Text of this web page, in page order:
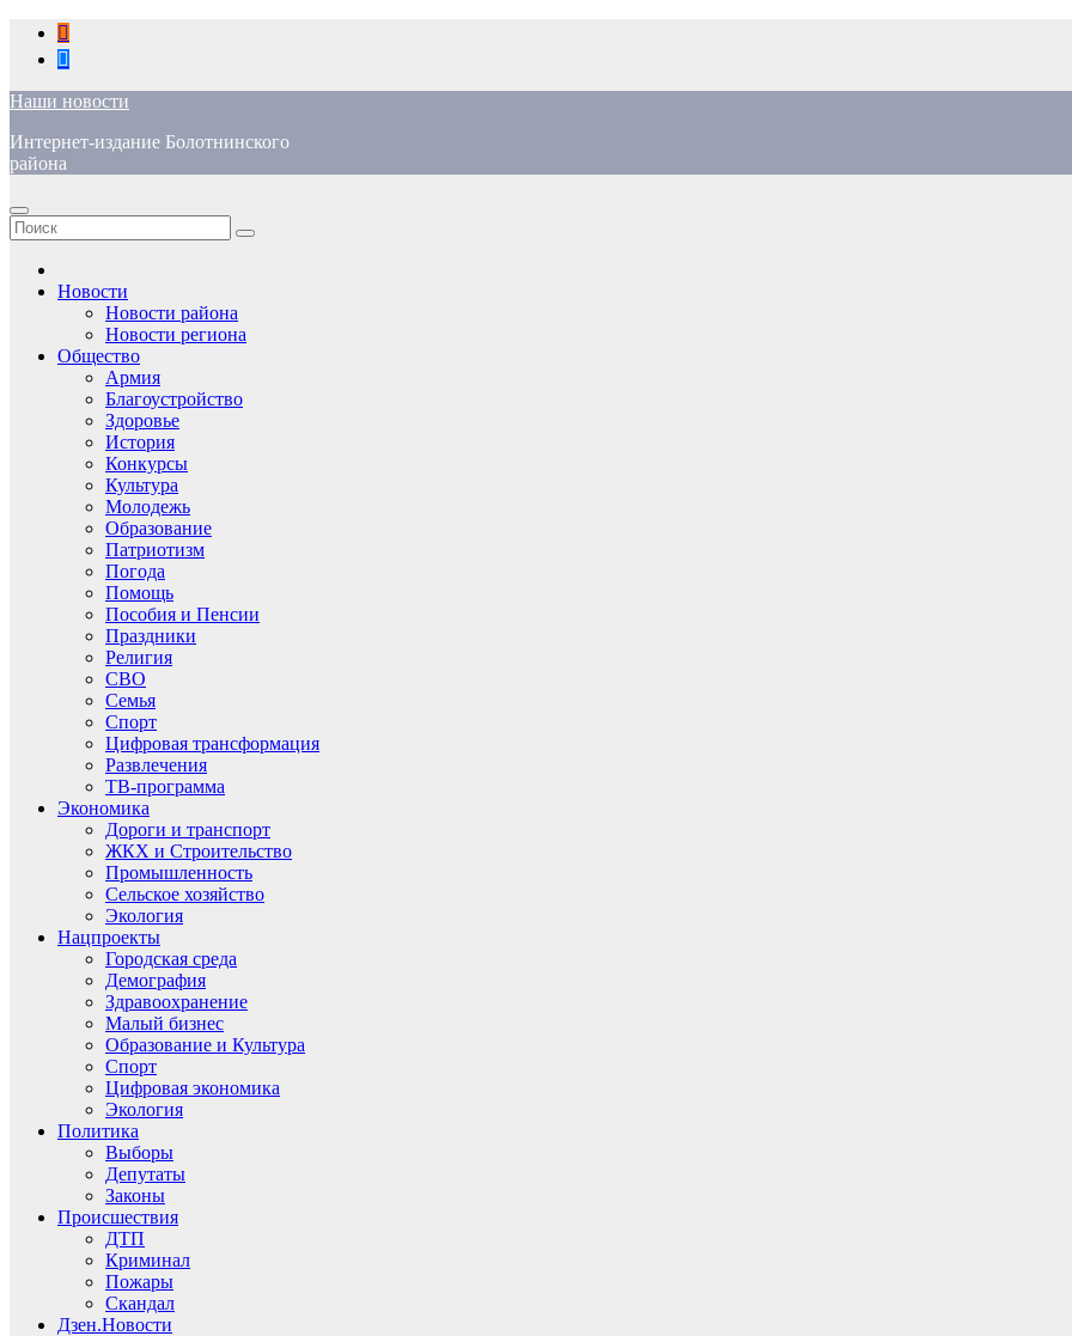
Перейти
содержимому
Наши новости
Интернет-издание Болотнинского
района
Новости
Новости района
Новости региона
Общество
Армия
Благоустройство
Здоровье
История
Конкурсы
Культура
Молодежь
Образование
Патриотизм
Погода
Помощь
Пособия и Пенсии
Праздники
Религия
СВО
Семья
Спорт
Цифровая трансформация
Развлечения
ТВ-программа
Экономика
Дороги и транспорт
ЖКХ и Строительство
Промышленность
Сельское хозяйство
Экология
Нацпроекты
Городская среда
Демография
Здравоохранение
Малый бизнес
Образование и Культура
Спорт
Цифровая экономика
Экология
Политика
Выборы
Депутаты
Законы
Происшествия
ДТП
Криминал
Пожары
Скандал
Дзен.Новости